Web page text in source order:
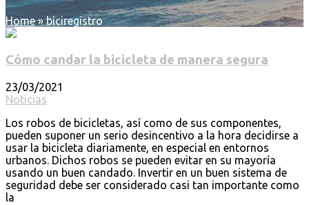
Home »biciregistro
Cómo candar la bicicleta de manera segura
23/03/2021
Noticias
Los robos de bicicletas, así como de sus componentes,
pueden suponer un serio desincentivo a la hora decidirse a
usar la bicicleta diariamente, en especial en entornos
urbanos. Dichos robos se pueden evitar en su mayoría
usando un buen candado. Invertir en un buen sistema de
seguridad debe ser considerado casi tan importante como
la